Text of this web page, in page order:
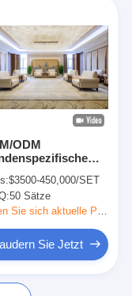
ODM
Kollektions-
$3500-450,000/SET
50 Sätze
Holen Sie sich aktuelle Preis
Sie Jetzt